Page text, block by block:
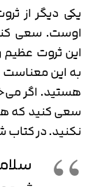
یکی دیگر از
اوست. سعی
این ثروت عظیم
به این معناست
هستید. اگر
سعی کنید که
نکنید. در